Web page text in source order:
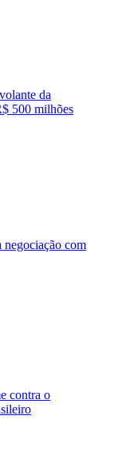
da
500 milhões
negociação com
contra o